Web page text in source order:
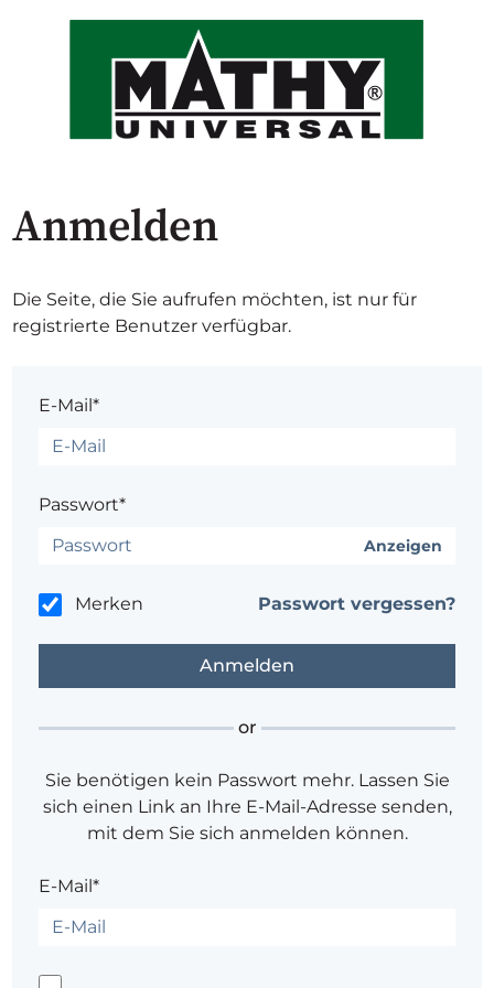
Anmelden
Die Seite, die Sie aufrufen möchten, ist nur für
registrierte Benutzer verfügbar.
E-Mail*
Passwort*
Anzeigen
Merken Passwort vergessen?
or
Sie benötigen kein Passwort mehr. Lassen Sie
sich einen Link an Ihre E-Mail-Adresse senden,
mit dem Sie sich anmelden können.
E-Mail*